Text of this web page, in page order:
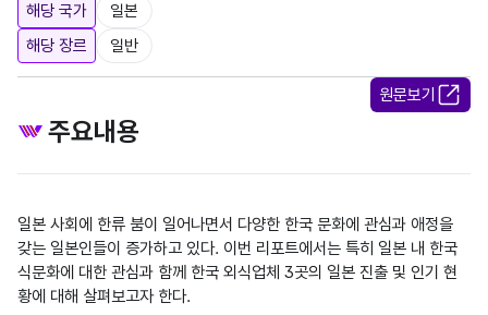
해당 국가
일본
해당 장르
일반
원문보기
주요내용
일본 사회에 한류 붐이 일어나면서 다양한 한국 문화에 관심과 애정을
갖는 일본인들이 증가하고 있다. 이번 리포트에서는 특히 일본 내 한국
식문화에 대한 관심과 함께 한국 외식업체 3곳의 일본 진출 및 인기 현
황에 대해 살펴보고자 한다.